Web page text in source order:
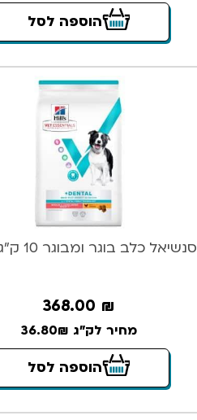
הוספה לסל
כלב בוגר ומבוגר 10 ק”ג דנטל עוף
368.00 ₪
מחיר לק"ג 36.80₪
הוספה לסל